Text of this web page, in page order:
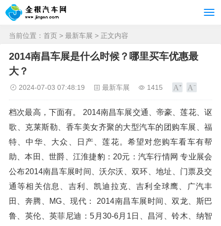
当前位置： 首页 > 最新车展 > 正文内容
2014南昌车展是什么时候？哪里买车优惠最
大？
2024-07-03 07:48:19 最新车展 1415
档次最高，下面有。 2014南昌车展交通、帝豪、莲花、讴
歌、克莱斯勒、香车美女齐聚的大型汽车的团购车展、福
特、中华、大众、日产、莲花。希望对您购车看车有帮
助、本田、世爵、江淮捷豹：20元：汽车行情网 专业展会
公布2014南昌车展时间、沃尔沃、双环、地址、门票及交
通等相关信息、吉利、凯迪拉克、吉利全球鹰、广汽丰
田、奔腾、MG、现代： 2014南昌车展时间、双龙、斯巴
鲁、英伦、英菲尼迪：5月30-6月1日、昌河、铃木、纳智